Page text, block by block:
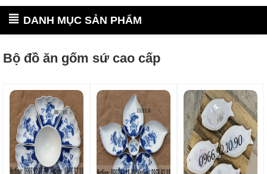
DANH MỤC SẢN PHẨM
Bộ đồ ăn gốm sứ cao cấp